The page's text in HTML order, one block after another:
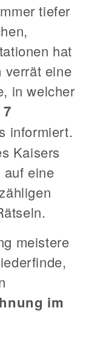
tiefer
hat
verrät eine
in welcher
7
informiert.
Kaisers
auf eine
meistere
im